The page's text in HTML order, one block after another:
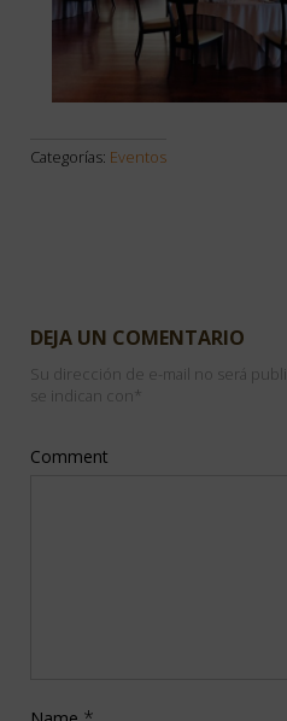
Categorías: Eventos
DEJA UN COMENTARIO
Su dirección de e-mail no será
se indican con *
Comment